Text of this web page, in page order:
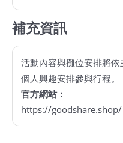
補充資訊
活動內容與攤位安排將
個人興趣安排參與行程。
官方網站：
https://goodshare.shop/